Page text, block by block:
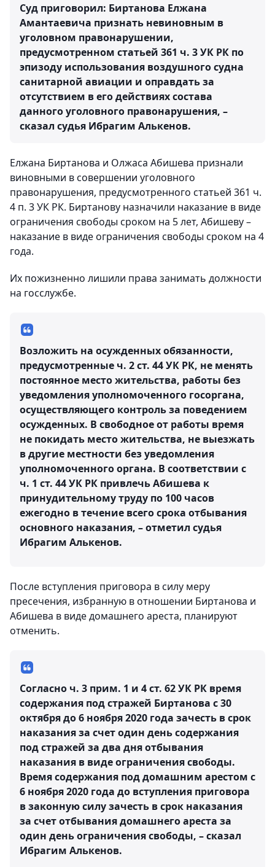
Суд приговорил: Биртанова Елжана
Амантаевича признать невиновным в
уголовном правонарушении,
предусмотренном статьей 361 ч. 3 УК РК по
эпизоду использования воздушного судна
санитарной авиации и оправдать за
отсутствием в его действиях состава
данного уголовного правонарушения, –
сказал судья Ибрагим Алькенов.
Елжана Биртанова и Олжаса Абишева признали
виновными в совершении уголовного
правонарушения, предусмотренного статьей 361 ч.
4 п. 3 УК РК. Биртанову назначили наказание в виде
ограничения свободы сроком на 5 лет, Абишеву –
наказание в виде ограничения свободы сроком на 4
года.
Их пожизненно лишили права занимать должности
на госслужбе.
Возложить на осужденных обязанности,
предусмотренные ч. 2 ст. 44 УК РК, не менять
постоянное место жительства, работы без
уведомления уполномоченного госоргана,
осуществляющего контроль за поведением
осужденных. В свободное от работы время
не покидать место жительства, не выезжать
в другие местности без уведомления
уполномоченного органа. В соответствии с
ч. 1 ст. 44 УК РК привлечь Абишева к
принудительному труду по 100 часов
ежегодно в течение всего срока отбывания
основного наказания, – отметил судья
Ибрагим Алькенов.
После вступления приговора в силу меру
пресечения, избранную в отношении Биртанова и
Абишева в виде домашнего ареста, планируют
отменить.
Согласно ч. 3 прим. 1 и 4 ст. 62 УК РК время
содержания под стражей Биртанова с 30
октября до 6 ноября 2020 года зачесть в срок
наказания за счет один день содержания
под стражей за два дня отбывания
наказания в виде ограничения свободы.
Время содержания под домашним арестом с
6 ноября 2020 года до вступления приговора
в законную силу зачесть в срок наказания
за счет отбывания домашнего ареста за
один день ограничения свободы, – сказал
Ибрагим Алькенов.